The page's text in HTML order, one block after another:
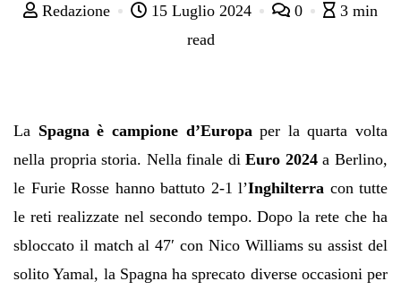
Redazione 15 Luglio 2024 0
3 min
read
La Spagna è campione d’Europa per la quarta volta
nella propria storia. Nella finale diEuro 2024a Berlino,
le Furie Rosse hanno battuto 2-1 l’Inghilterra con tutte
le reti realizzate nel secondo tempo. Dopo la rete che ha
sbloccato il match al 47′ con Nico Williams su assist del
solito Yamal, la Spagna ha sprecato diverse occasioni per